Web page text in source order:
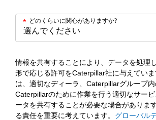
どのくらいに関心がありますか?
*
情報を共有することにより、データを処理
形で応じる許可をCaterpillar社に与えてい
は、適切なディーラ、Caterpillarグループ内
Caterpillarのために作業を行う適切なサー
ータを共有することが必要な場合がありま
る責任を重要に考えています。 グローバル